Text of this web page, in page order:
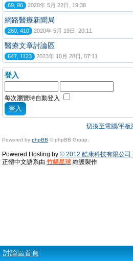
69, 96 2020年 5月 22日, 19:38
網路醫療新聞局
260, 410 2020年 5月 19日, 20:11
醫療文章討論區
647, 1123 2023年 10月 28日, 07:11
登入
每次瀏覽時自動登入
切換至電腦/平板
Powered by phpBB © phpBB Group.
Powered Hosting by © 2012 酷康科技有限公司
正體中文語系由 竹貓星球 維護製作
討論區首頁